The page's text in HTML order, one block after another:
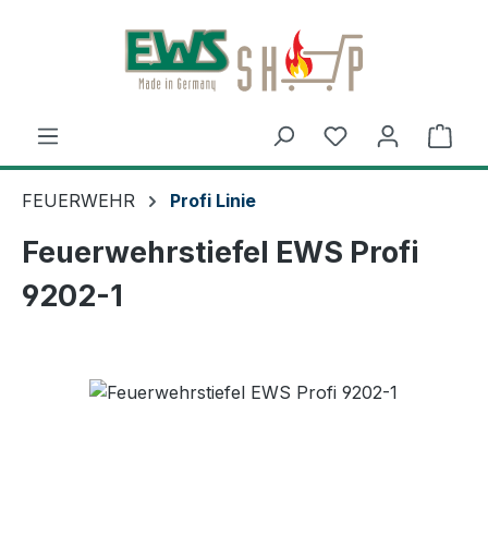
Zum Hauptinhalt springen
FEUERWEHR Profi Linie
Feuerwehrstiefel EWS Profi
9202-1